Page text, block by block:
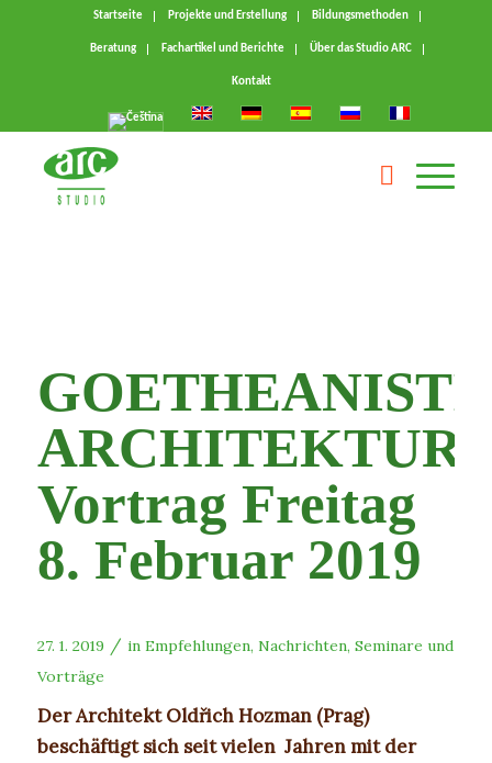
Startseite Projekte und Erstellung Bildungsmethoden
Beratung Fachartikel und Berichte Über das Studio ARC
Kontakt
ARCHITEKTUR,
Vortrag Freitag
8. Februar 2019
27. 1. 2019 / in Empfehlungen, Nachrichten, Seminare und
Vorträge
Der Architekt Oldřich Hozman (Prag)
beschäftigt sich seit vielen Jahren mit der